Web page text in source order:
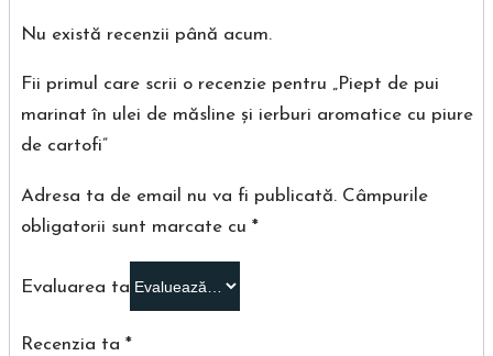
Nu există recenzii până acum.
Fii primul care scrii o recenzie pentru „Piept de pui
marinat în ulei de măsline și ierburi aromatice cu piure
de cartofi”
Adresa ta de email nu va fi publicată. Câmpurile
obligatorii sunt marcate cu *
Evaluarea ta
Recenzia ta *